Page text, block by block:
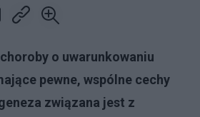
o uwarunkowaniu
pewne, wspólne cechy
związana jest z